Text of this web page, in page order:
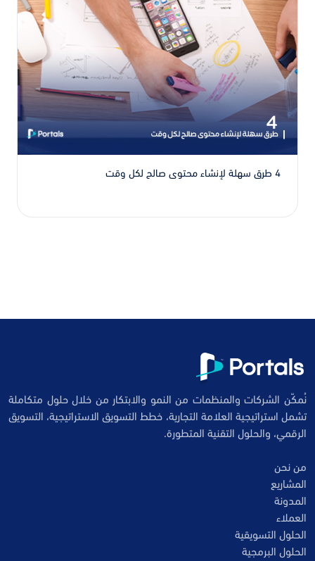
4 طرق سهلة لإنشاء محتوى صالح لكل وقت
نُمكّن الشركات والمنظمات من النمو والابتكار من خلال حلول متكاملة
تشمل استراتيجية العلامة التجارية، خطط التسويق الاستراتيجية، التسويق
الرقمي، والحلول التقنية المتطورة.
من نحن
المشاريع
المدونة
العملاء
الحلول التسويقية
الحلول البرمجية